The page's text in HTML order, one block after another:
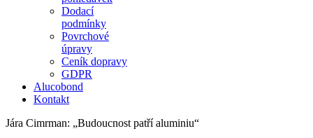
Dodací
podmínky
Povrchové
úpravy
Ceník dopravy
GDPR
Alucobond
Kontakt
Jára Cimrman:
Budoucnost patří aluminiu